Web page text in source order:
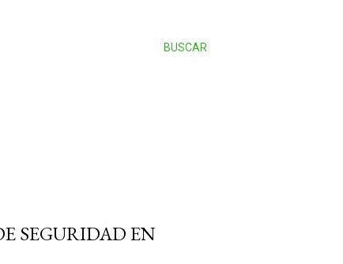
BUSCAR
SEGURIDAD EN